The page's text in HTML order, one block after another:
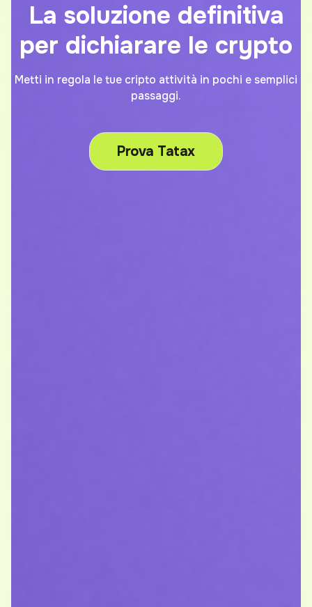
La soluzione definitiva
per dichiarare le crypto
Metti in regola le tue cripto attività in pochi e semplici
passaggi.
Prova Tatax